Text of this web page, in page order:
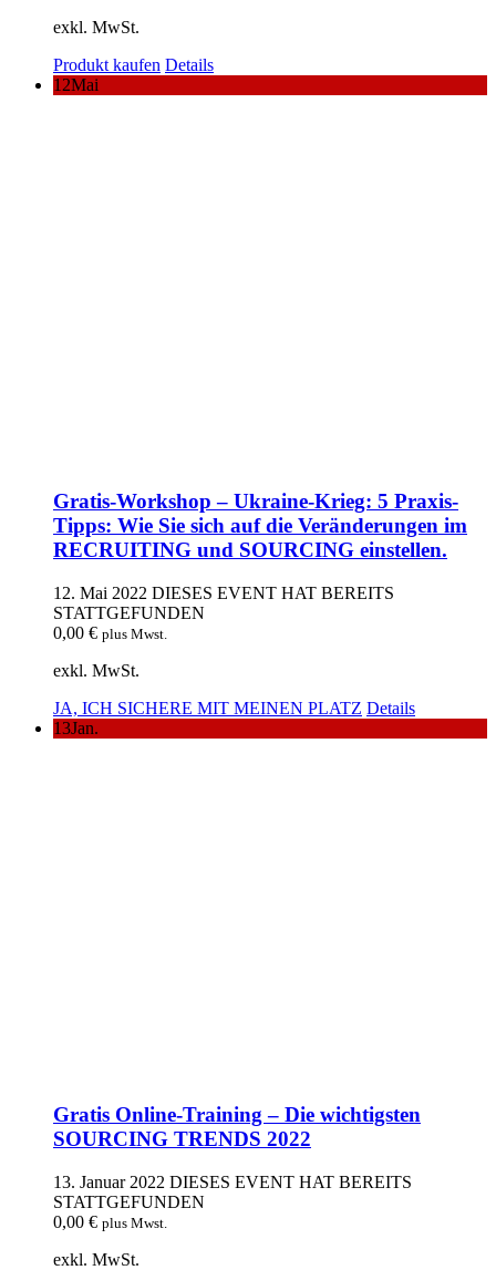
exkl. MwSt.
Produkt kaufen Details
12Mai
Gratis-Workshop – Ukraine-Krieg: 5 Praxis-
Tipps: Wie Sie sich auf die Veränderungen im
RECRUITING und SOURCING einstellen.
12. Mai 2022 DIESES EVENT HAT BEREITS
STATTGEFUNDEN
0,00 € plus Mwst.
exkl. MwSt.
JA, ICH SICHERE MIT MEINEN PLATZ Details
13Jan.
Gratis Online-Training – Die wichtigsten
SOURCING TRENDS 2022
13. Januar 2022 DIESES EVENT HAT BEREITS
STATTGEFUNDEN
0,00 € plus Mwst.
exkl. MwSt.